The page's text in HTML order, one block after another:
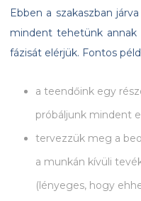
Ebben a szakaszban
mindent tehetünk annak
fázisát elérjük. Fontos
a teendőink egy
próbáljunk mindent
tervezzük meg a
a munkán kívüli
(lényeges, hogy